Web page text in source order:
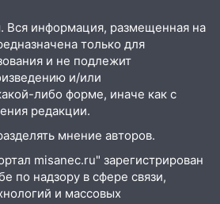
Вся информация, размещенная на
только для
и не подлежит
и/или
либо форме, иначе как с
редакции.
мнение авторов.
misanec.ru" зарегистрирован
по надзору в сфере связи,
и массовых